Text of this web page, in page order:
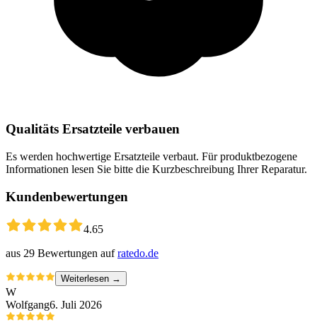
Qualitäts Ersatzteile verbauen
Es werden hochwertige Ersatzteile verbaut. Für produktbezogene
Informationen lesen Sie bitte die Kurzbeschreibung Ihrer Reparatur.
Kundenbewertungen
4.65
aus 29 Bewertungen auf ratedo.de
Weiterlesen →
W
Wolfgang6. Juli 2026